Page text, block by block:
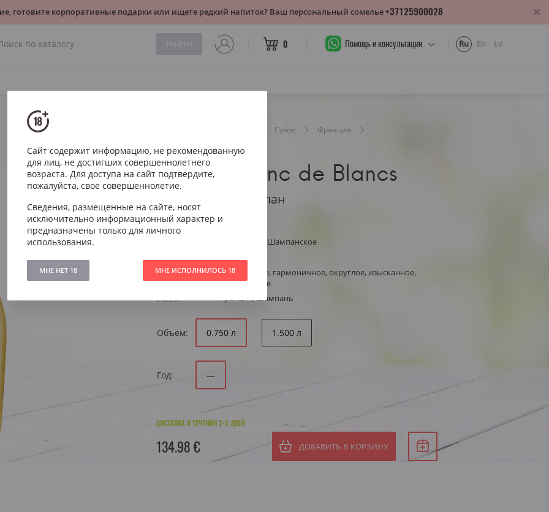
0 Помощь и консультация Ru En Lv
Сухое
Франция
Ruinart Blanc de Blancs
Рюинар Блан де Блан
Артикул
Белое Сухое Шампанское
Виноград
Насыщенное, гармоничное, округлое, изысканное,
минеральное
Регион Франция, Шампань
Объем: 0.750 л 1.500 л
Год: —
ДОСТАВКА В ТЕЧЕНИИ 2-3 ДНЕЙ
134.98 € ДОБАВИТЬ В КОРЗИНУ
Сайт содержит информацию, не рекомендованную
для лиц, не достигших совершеннолетнего
возраста. Для доступа на сайт подтвердите,
пожалуйста, свое совершеннолетие.
Сведения, размещенные на сайте, носят
исключительно информационный характер и
предназначены только для личного
использования.
МНЕ НЕТ 18 МНЕ ИСПОЛНИЛОСЬ 18
готовите корпоративные подарки или ищете редкий напиток? Ваш персональный сомелье+37125900028